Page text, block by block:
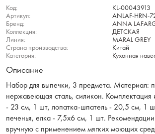
Код:
KL-00043913
Артикул:
ANLAF-HRN-
Бренд:
ANNA
Коллекция:
ДЕТСКАЯ
Линия:
MARAL GREY
Страна производства:
Китай
Категория:
Кухонная
Описание
Набор для выпечки, 3 предмета. Материал:
нержавеющая сталь, силикон. Комплектация
- 23 см, 1 шт, лопатка-шпатель - 20,5 см, 1
печенья, елка - 7,5x6 см, 1 шт.
вручную с применением мягких моющих